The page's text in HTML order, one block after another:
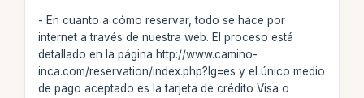
- En cuanto a cómo reservar, todo se hace por
internet a través de nuestra web. El proceso está
detallado en la página http://www.camino-
inca.com/reservation/index.php?lg=es y el único medio
de pago aceptado es la tarjeta de crédito Visa o